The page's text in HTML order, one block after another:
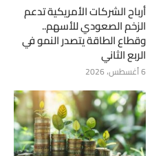
أرباح الشركات الأمريكية تدعم
الزخم الصعودي للأسهم..
وقطاع الطاقة يتصدر النمو في
الربع الثاني
6 أغسطس، 2026